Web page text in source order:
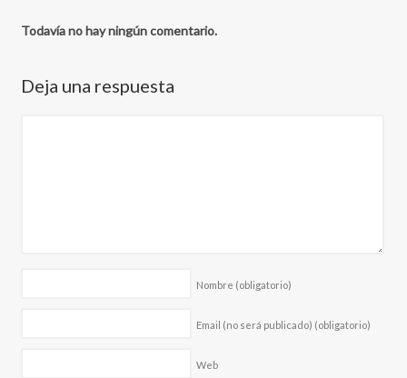
Todavía no hay ningún comentario.
Deja una respuesta
Nombre (obligatorio)
Email (no será publicado) (obligatorio)
Web